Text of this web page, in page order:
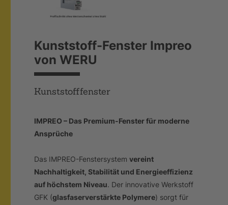
Kunststoff-Fenster Impreo
von WERU
Kunststofffenster
IMPREO – Das Premium-Fenster für moderne
Ansprüche
Das IMPREO-Fenstersystemvereint
Nachhaltigkeit, Stabilität und Energieeffizienz
auf höchstem Niveau. Der innovative Werkstoff
GFK (glasfaserverstärkte Polymere) sorgt für